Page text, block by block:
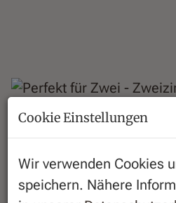
Beschreibung
Zur Vermietungen
Neubauwohnungen
Cookie Einstellungen
Wir verwenden Cookies
speichern. Nähere